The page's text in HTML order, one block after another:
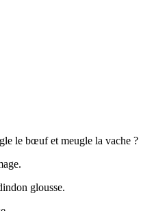
le bœuf et meugle la vache ?
glousse.